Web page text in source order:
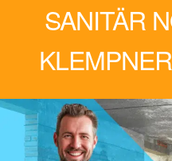
SANITÄR